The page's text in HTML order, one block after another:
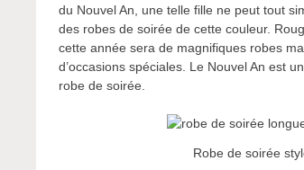
du Nouvel An, une telle fille ne peut tout
des robes de soirée de cette couleur.
cette année sera de magnifiques robes
d’occasions spéciales. Le Nouvel An est
robe de soirée.
Robe de soirée